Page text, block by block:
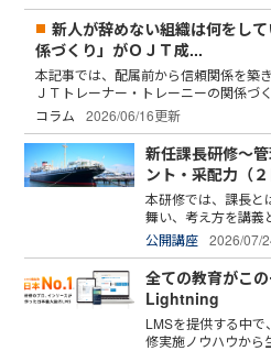
新人が辞めない組織は何をし
係づくり」がＯＪＴ成...
本記事では、配属前から信頼関係を築
ＪＴトレーナー・トレーニーの関係づ
コラム
2026/06/16更新
新任課長研修～
ント・采配力（２
本研修では、課長と
舞い、考え方を講義
公開講座 2026/07/
全ての教育がこ
Lightning
LMSを提供する中
修実施ノウハウから